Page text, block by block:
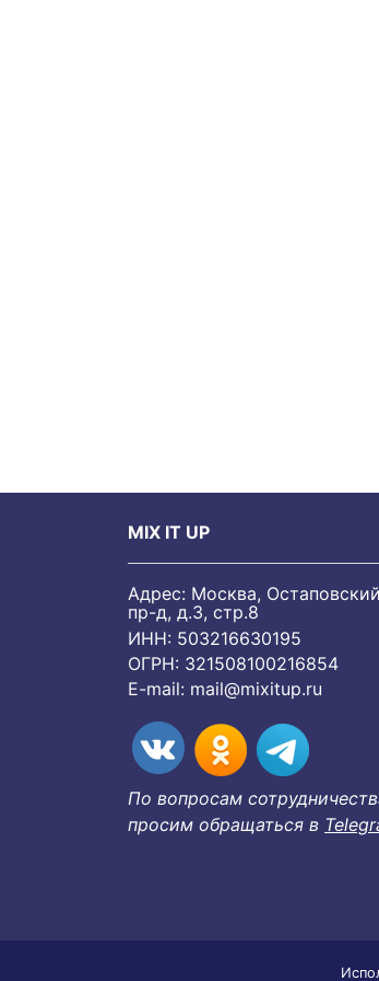
MIX IT UP
Адрес: Москва, Остаповский
пр-д, д.3, стр.8
ИНН: 503216630195
ОГРН: 321508100216854
E-mail: mail@mixitup.ru
По вопросам
просим обращаться в